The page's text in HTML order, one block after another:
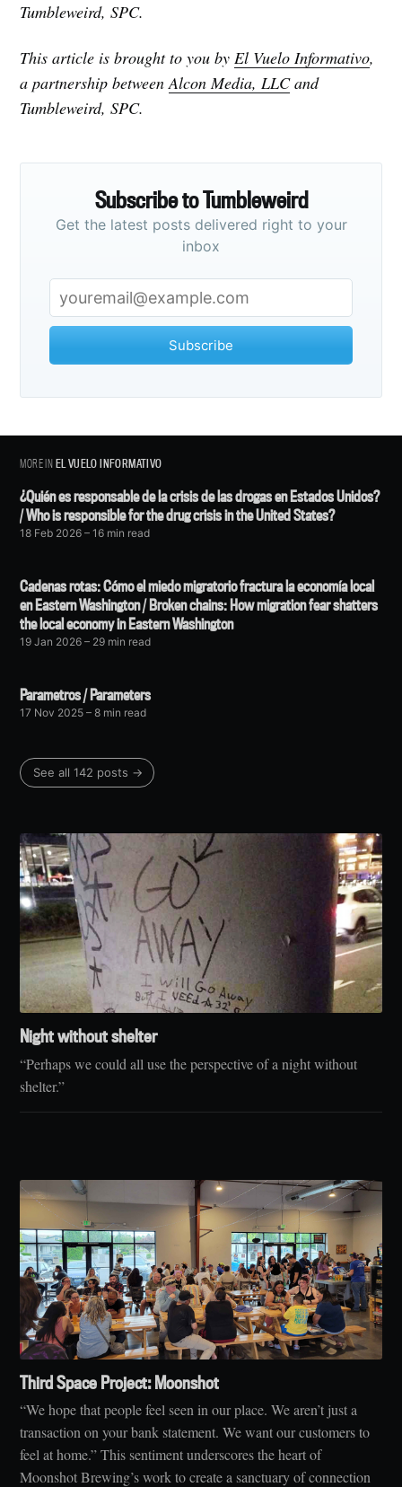
Tumbleweird, SPC.
This article is brought to you byEl Vuelo Informativo,
a partnership betweenAlcon Media, LLCand
Tumbleweird, SPC.
Subscribe to Tumbleweird
Get the latest posts delivered right to your
inbox
Subscribe
MORE INEL VUELO INFORMATIVO
¿Quién es responsable de la crisis de las drogas en Estados Unidos?
/ Who is responsible for the drug crisis in the United States?
18 Feb 2026 – 16 min read
Cadenas rotas: Cómo el miedo migratorio fractura la economía local
en Eastern Washington / Broken chains: How migration fear shatters
the local economy in Eastern Washington
19 Jan 2026 – 29 min read
Parametros / Parameters
17 Nov 2025 – 8 min read
See all 142 posts →
Night without shelter
“Perhaps we could all use the perspective of a night without
shelter.”
Third Space Project: Moonshot
“We hope that people feel seen in our place. We aren’t just a
transaction on your bank statement. We want our customers to
feel at home.” This sentiment underscores the heart of
Moonshot Brewing’s work to create a sanctuary of connection